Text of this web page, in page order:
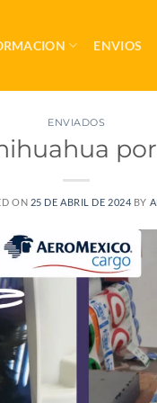
ENVIOS
ENVIADOS
ON 25 DE ABRIL DE 2024 BY